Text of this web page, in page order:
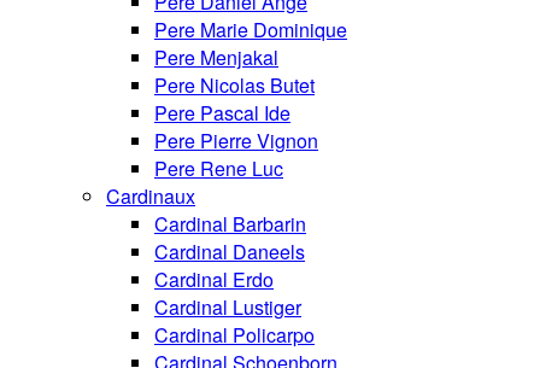
Pere Marie Dominique
Pere Menjakal
Pere Nicolas Butet
Pere Pascal Ide
Pere Pierre Vignon
Pere Rene Luc
Cardinaux
Cardinal Barbarin
Cardinal Daneels
Cardinal Erdo
Cardinal Lustiger
Cardinal Policarpo